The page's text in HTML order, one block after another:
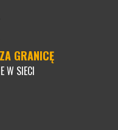
ZA GRANICĘ
W SIECI